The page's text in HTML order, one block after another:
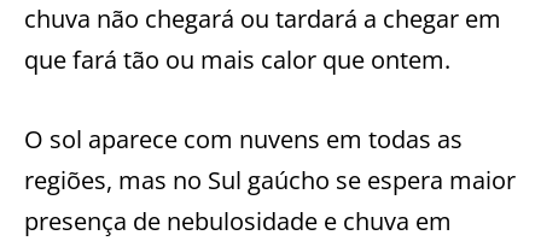
chuva não chegará ou tardará a chegar em
que fará tão ou mais calor que ontem.
O sol aparece com nuvens em todas as
regiões, mas no Sul gaúcho se espera maior
presença de nebulosidade e chuva em